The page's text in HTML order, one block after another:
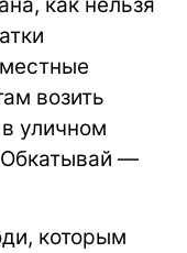
возить
уличном
Обкатывай —
которым